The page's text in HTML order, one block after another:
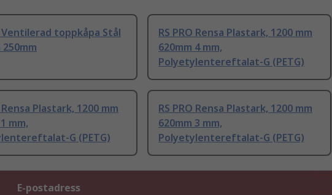
Ventilerad toppkåpa Stål
250mm
RS PRO Rensa Plastark, 1200 mm
620mm 4 mm,
Polyetylentereftalat-G (PETG)
Rensa Plastark, 1200 mm
mm,
G (PETG)
RS PRO Rensa Plastark, 1200 mm
620mm 3 mm,
Polyetylentereftalat-G (PETG)
E-postadress